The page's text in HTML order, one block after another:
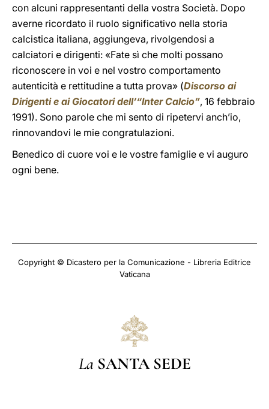
con alcuni rappresentanti della vostra Società. Dopo
averne ricordato il ruolo significativo nella storia
calcistica italiana, aggiungeva, rivolgendosi a
calciatori e dirigenti: «Fate sì che molti possano
riconoscere in voi e nel vostro comportamento
autenticità e rettitudine a tutta prova» (Discorso ai
Dirigenti e ai Giocatori dell’“Inter Calcio”, 16 febbraio
1991). Sono parole che mi sento di ripetervi anch’io,
rinnovandovi le mie congratulazioni.
Benedico di cuore voi e le vostre famiglie e vi auguro
ogni bene.
Copyright © Dicastero per la Comunicazione - Libreria Editrice
Vaticana
La SANTA SEDE